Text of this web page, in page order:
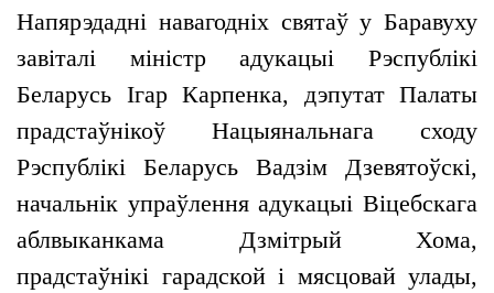
Напярэдадні навагодніх святаў у Баравуху
завіталі міністр адукацыі Рэспублікі
Беларусь Ігар Карпенка, дэпутат Палаты
прадстаўнікоў Нацыянальнага сходу
Рэспублікі Беларусь Вадзім Дзевятоўскі,
начальнік упраўлення адукацыі Віцебскага
аблвыканкама Дзмітрый Хома,
прадстаўнікі гарадской і мясцовай улады,